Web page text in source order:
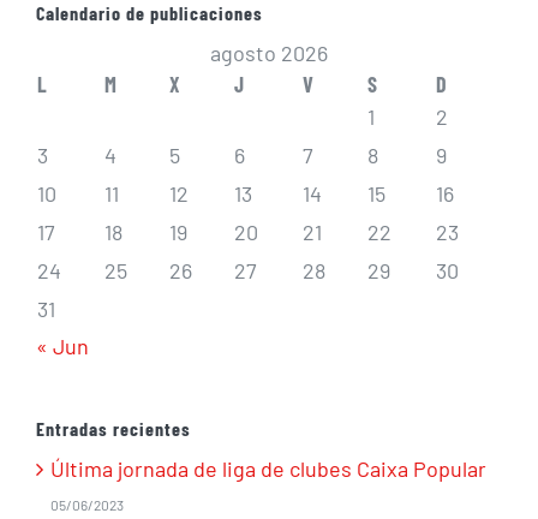
Calendario de publicaciones
agosto 2026
L
M X J V S
D
1
2
3
4 5 6 7 8
9
10
11 12 13 14 15
16
17
18 19 20 21 22
23
24
25 26 27 28 29
30
31
« Jun
Entradas recientes
Última jornada de liga de clubes Caixa Popular
05/06/2023